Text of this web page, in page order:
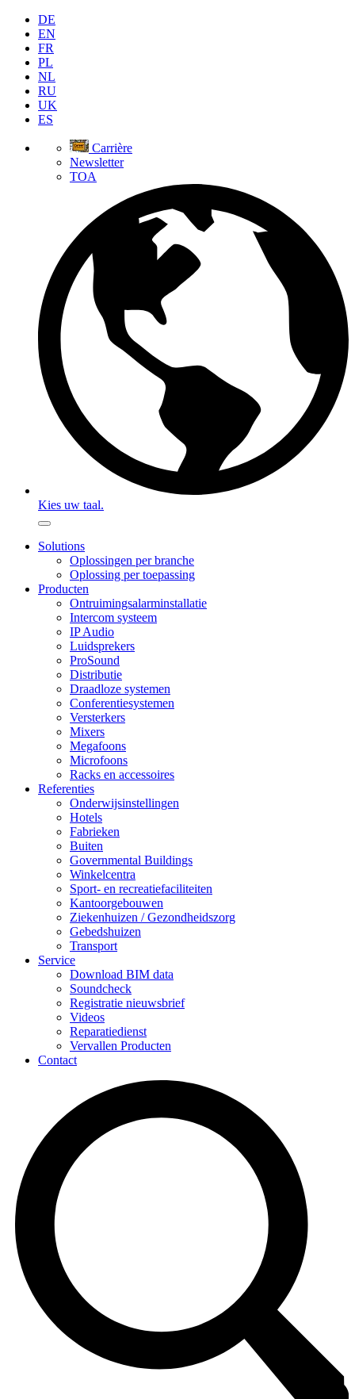
DE
EN
FR
PL
NL
RU
UK
ES
Carrière
Newsletter
TOA
Kies uw taal.
Solutions
Oplossingen per branche
Oplossing per toepassing
Producten
Ontruimingsalarminstallatie
Intercom systeem
IP Audio
Luidsprekers
ProSound
Distributie
Draadloze systemen
Conferentiesystemen
Versterkers
Mixers
Megafoons
Microfoons
Racks en accessoires
Referenties
Onderwijsinstellingen
Hotels
Fabrieken
Buiten
Governmental Buildings
Winkelcentra
Sport- en recreatiefaciliteiten
Kantoorgebouwen
Ziekenhuizen / Gezondheidszorg
Gebedshuizen
Transport
Service
Download BIM data
Soundcheck
Registratie nieuwsbrief
Videos
Reparatiedienst
Vervallen Producten
Contact